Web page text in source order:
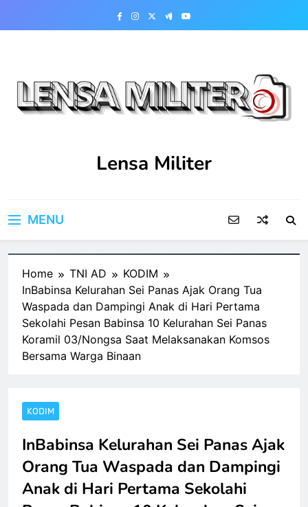
Lensa Militer
MENU
Home TNI AD
KODIM
InBabinsa Kelurahan Sei Panas Ajak Orang Tua
Waspada dan Dampingi Anak di Hari Pertama
Sekolahi Pesan Babinsa 10 Kelurahan Sei Panas
Koramil 03/Nongsa Saat Melaksanakan Komsos
Bersama Warga Binaan
KODIM
InBabinsa Kelurahan Sei Panas Ajak
Orang Tua Waspada dan Dampingi
Anak di Hari Pertama Sekolahi